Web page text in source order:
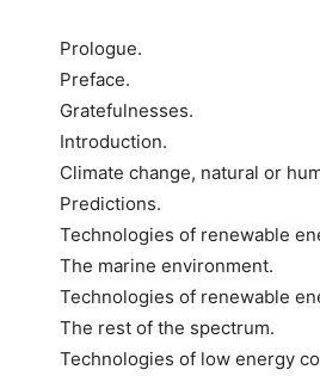
Prologue.
Preface.
Gratefulnesses.
Introduction.
Climate change, natural or
Predictions.
Technologies of renewable
The marine environment.
Technologies of renewable
The rest of the spectrum.
Technologies of low energy